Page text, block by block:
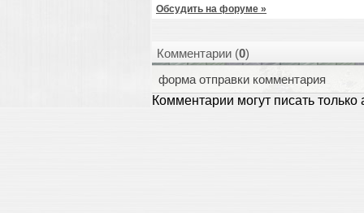
Обсудить на форуме »
Комментарии (0)
форма отправки комментария
Комментарии могут писать